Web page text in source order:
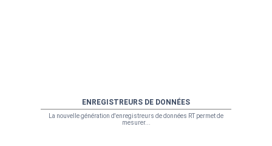
ENREGISTREURS DE DONNÉES
La nouvelle génération d'enregistreurs de données RT permet de
mesurer...